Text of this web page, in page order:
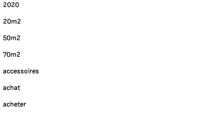
2020
20m2
50m2
70m2
accessoires
achat
acheter